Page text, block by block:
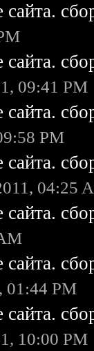
09:41 PM
PM
04:25
01:44 PM
10:00 PM